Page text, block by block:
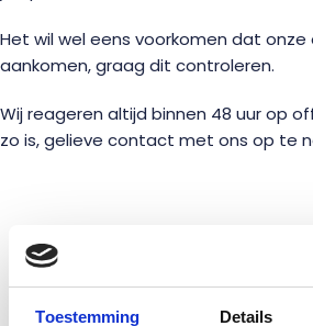
Toestemming Details
Het wil wel eens voorkomen dat
aankomen, graag dit controleren.
Wij reageren altijd binnen 48 uur op
zo is, gelieve contact met ons op te